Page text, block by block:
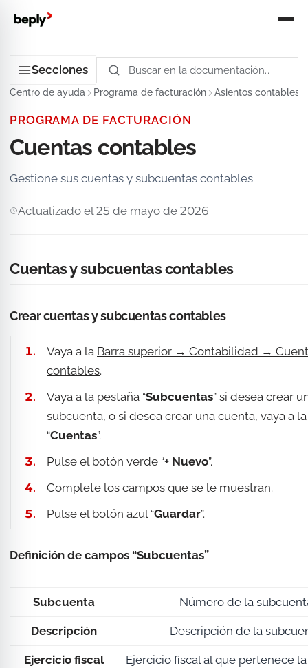
Secciones
Centro de ayuda Programa de facturación Asientos contables
PROGRAMA DE FACTURACIÓN
Cuentas contables
Gestione sus cuentas y subcuentas contables
Actualizado el 25 de mayo de 2026
Cuentas y subcuentas contables
Crear cuentas y subcuentas contables
Vaya a la Barra superior → Contabilidad →
contables.
Vaya a la pestaña “Subcuentas” si desea crear
subcuenta, o si desea crear una cuenta, vaya a
“Cuentas”.
Pulse el botón verde “+ Nuevo”.
Complete los campos que se le muestran.
Pulse el botón azul “Guardar”.
Definición de campos “Subcuentas”
Subcuenta Número de la
Descripción Descripción de la
Ejercicio fiscal Ejercicio fiscal al que pertenece